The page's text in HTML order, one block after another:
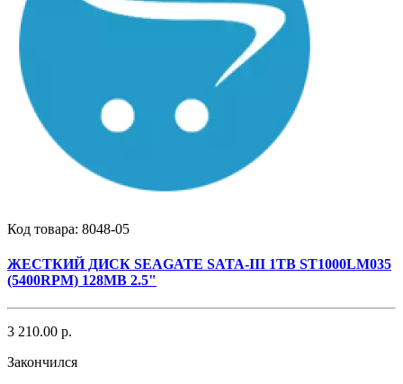
Код товара: 8048-05
ЖЕСТКИЙ ДИСК SEAGATE SATA-III 1TB ST1000LM035
(5400RPM) 128MB 2.5"
3 210.00 р.
Закончился